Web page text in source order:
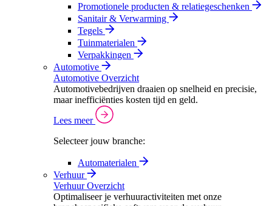
Promotionele producten & relatiegeschenken
Sanitair & Verwarming
Tegels
Tuinmaterialen
Verpakkingen
Automotive
Automotive Overzicht
Automotivebedrijven draaien op snelheid en precisie,
maar inefficiënties kosten tijd en geld.
Lees meer
Selecteer jouw branche:
Automaterialen
Verhuur
Verhuur Overzicht
Optimaliseer je verhuuractiviteiten met onze